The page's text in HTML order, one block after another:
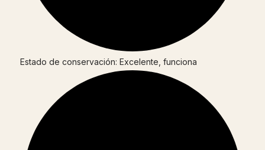
Estado de conservación: Excelente, funciona